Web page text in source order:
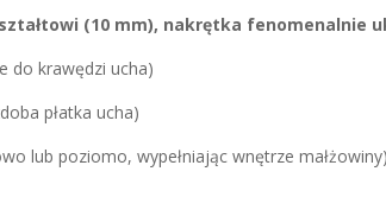
(10 mm), nakrętka fenomenalnie
do krawędzi ucha)
płatka ucha)
lub poziomo, wypełniając wnętrze małżowiny)